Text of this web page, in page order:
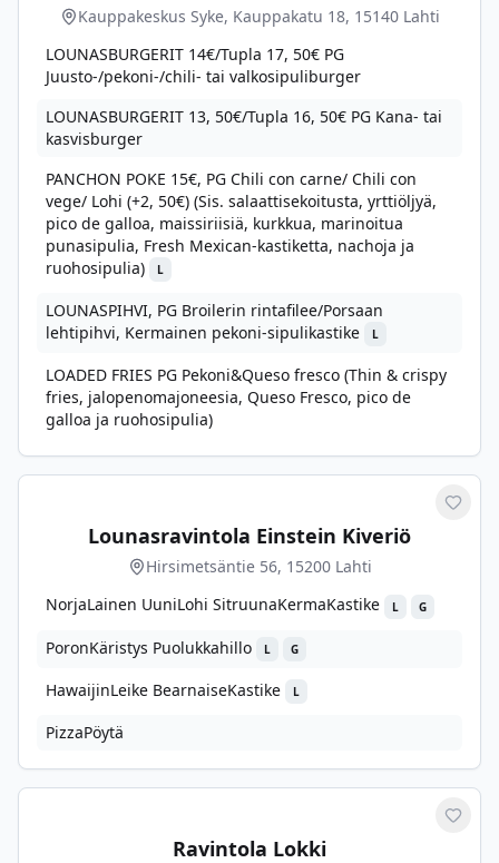
Kauppakeskus Syke, Kauppakatu 18, 15140 Lahti
LOUNASBURGERIT 14€/Tupla 17, 50€ PG
Juusto-/pekoni-/chili- tai valkosipuliburger
LOUNASBURGERIT 13, 50€/Tupla 16, 50€ PG Kana- tai
kasvisburger
PANCHON POKE 15€, PG Chili con carne/ Chili con
vege/ Lohi (+2, 50€) (Sis. salaattisekoitusta, yrttiöljyä,
pico de galloa, maissiriisiä, kurkkua, marinoitua
punasipulia, Fresh Mexican-kastiketta, nachoja ja
ruohosipulia)
L
LOUNASPIHVI, PG Broilerin rintafilee/Porsaan
lehtipihvi, Kermainen pekoni-sipulikastike
L
LOADED FRIES PG Pekoni&Queso fresco (Thin & crispy
fries, jalopenomajoneesia, Queso Fresco, pico de
galloa ja ruohosipulia)
Lounasravintola Einstein Kiveriö
Hirsimetsäntie 56, 15200 Lahti
NorjaLainen UuniLohi SitruunaKermaKastike
L G
PoronKäristys Puolukkahillo L G
HawaijinLeike BearnaiseKastike L
PizzaPöytä
Ravintola Lokki